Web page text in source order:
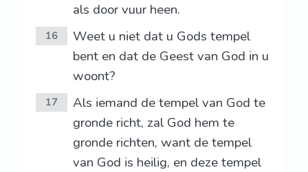
als door vuur heen.
16
Weet u niet dat u Gods tempel
bent en dat de Geest van God in u
woont?
17
Als iemand de tempel van God te
gronde richt, zal God hem te
gronde richten, want de tempel
van God is heilig, en deze tempel